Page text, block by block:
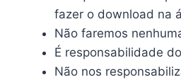
fazer o download na
Não faremos
É responsabilidade
Não nos